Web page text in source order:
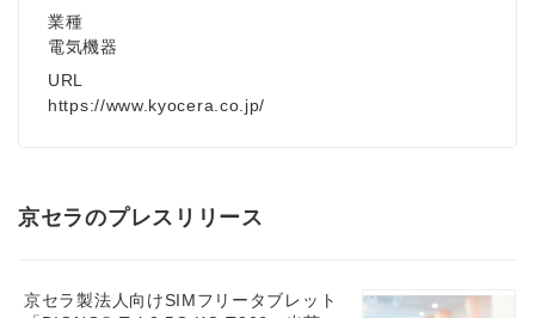
業種
電気機器
URL
https://www.kyocera.co.jp/
京セラのプレスリリース
京セラ製法人向けSIMフリータブレット